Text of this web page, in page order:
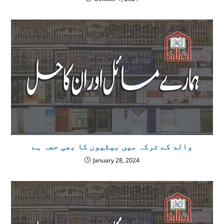
والد کے ترکہ میں بیٹیوں کا بھی حصہ ہے
January 28, 2024